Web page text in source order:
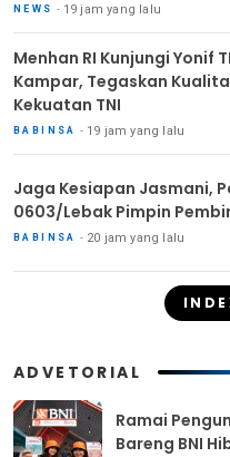
NEWS 19 jam yang lalu
Menhan RI Kunjungi Yonif
Kampar, Tegaskan
Kekuatan TNI
BABINSA 19 jam yang lalu
Jaga Kesiapan Jasmani,
0603/Lebak Pimpin
BABINSA 20 jam yang lalu
ADVETORIAL
Ramai
Bareng BNI